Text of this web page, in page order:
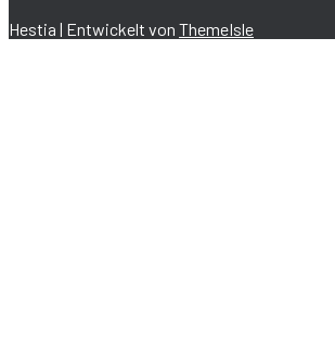
Hestia | Entwickelt von ThemeIsle